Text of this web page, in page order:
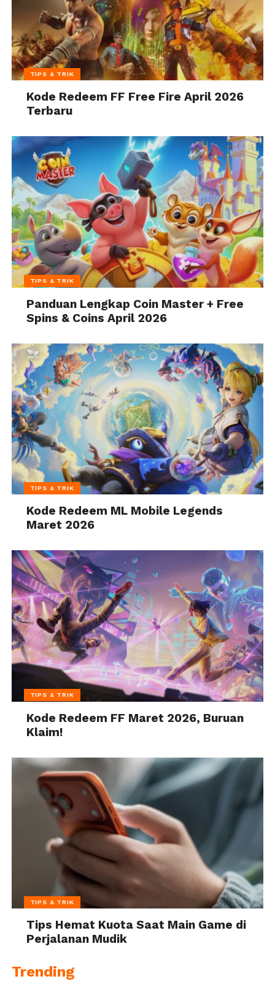
TIPS & TRIK
Kode Redeem FF Free Fire April 2026
Terbaru
TIPS & TRIK
Panduan Lengkap Coin Master + Free
Spins & Coins April 2026
TIPS & TRIK
Kode Redeem ML Mobile Legends
Maret 2026
TIPS & TRIK
Kode Redeem FF Maret 2026, Buruan
Klaim!
TIPS & TRIK
Tips Hemat Kuota Saat Main Game di
Perjalanan Mudik
Trending